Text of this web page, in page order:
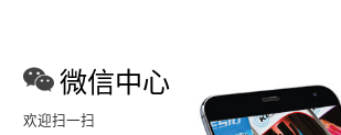
微信中心
欢迎扫一扫